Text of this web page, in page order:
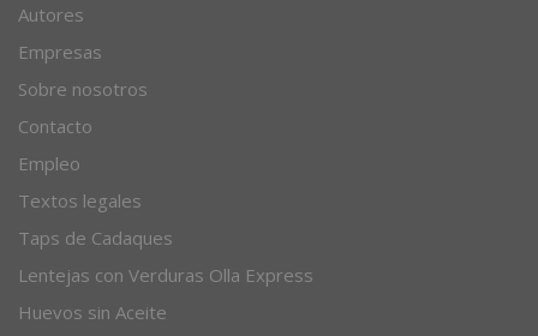
Autores
Empresas
Sobre nosotros
Contacto
Empleo
Textos legales
Taps de Cadaques
Lentejas con Verduras Olla Express
Huevos sin Aceite